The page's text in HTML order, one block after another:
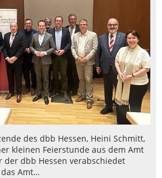
des dbb Hessen, Heini Schmitt,
kleinen Feierstunde aus dem Amt
der dbb Hessen verabschiedet
Amt…